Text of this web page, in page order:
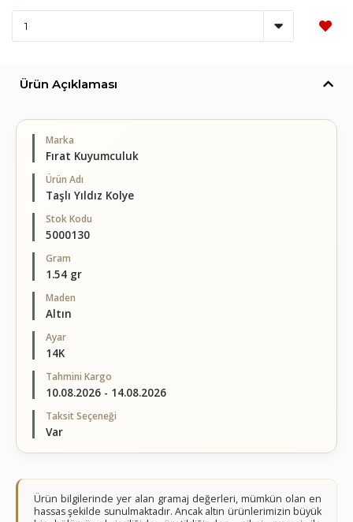
Ürün Açıklaması
Marka
Fırat Kuyumculuk
Ürün Adı
Taşlı Yıldız Kolye
Stok Kodu
5000130
Gram
1.54 gr
Maden
Altın
Ayar
14K
Tahmini Kargo
10.08.2026 - 14.08.2026
Taksit Seçeneği
Var
Ürün bilgilerinde yer alan gramaj değerleri, mümkün olan en
hassas şekilde sunulmaktadır. Ancak altın ürünlerimizin büyük